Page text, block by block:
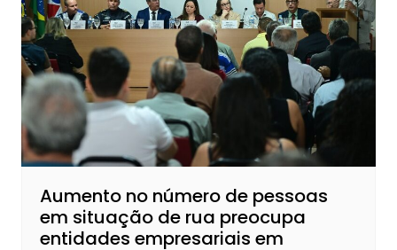
Aumento no número de pessoas
em situação de rua preocupa
entidades empresariais em